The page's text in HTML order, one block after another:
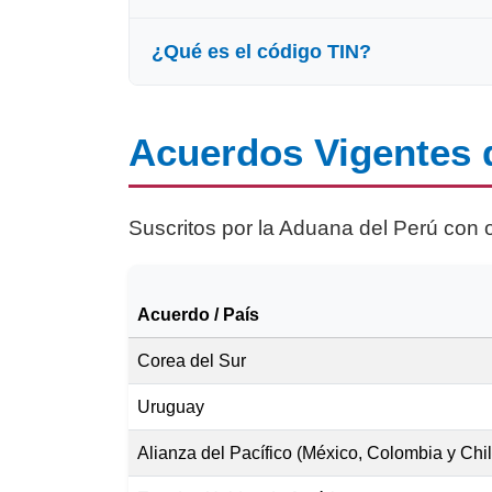
Al adquirir mercancías de un
beneficios del ARM en el proceso
¿Qué es el código TIN?
origen. Este código cumple una
beneficios acordados en el ARM.
Acuerdos Vigentes
Suscritos por la Aduana del Perú con
Acuerdo / País
Corea del Sur
Uruguay
Alianza del Pacífico (México, Colombia y